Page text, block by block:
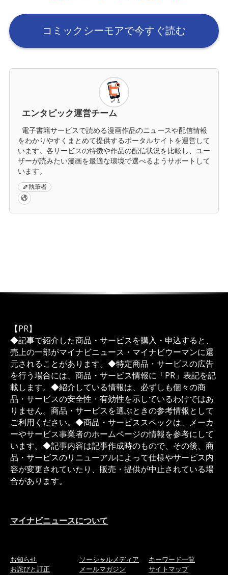
コミックシーモアで今すぐ読む
エンタピック運営チーム
電子書籍サービスで読める漫画作品のニュースや配信情報
をわかりやすくまとめて提供するポータルサイトを運営して
います。各サービスの特徴や作品の配信状況を比較し、ユー
ザーが読みたい漫画を最適な環境で選べるようサポートして
います。
執筆者
【PR】
◆記事で紹介した商品・サービスを購入・申込すると、
売上の一部がマイナビニュース・マイナビウーマンに還
元されることがあります。◆特定商品・サービスの広告
を行う場合には、商品・サービス情報に「PR」表記を記
載します。◆紹介している情報は、必ずしも個々の商
品・サービスの安全性・有効性を示しているわけではあ
りません。商品・サービスを選ぶときの参考情報として
ご利用ください。◆商品・サービススペックは、メーカ
ーやサービス事業者のホームページの情報を参考にして
います。◆記事内容は記事作成時のもので、その後、商
品・サービスのリニューアルによって仕様やサービス内
容が変更されていたり、販売・提供が中止されている場
合があります。
マイナビニュースについて
お知らせ
お詫びと訂正
ソーシャルメディア
メールマガジン
キーワード一覧
サイトマップ